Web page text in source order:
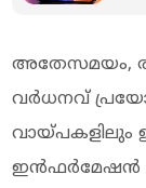
അതേസമയം,
വർധനവ്
വായ്പകളിലും
ഇൻഫർമേഷൻ